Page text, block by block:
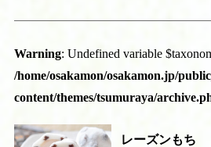
Warning: Undefined variable
/home/osakamon/osakamon.jp/
content/themes/tsumuraya/
レーズンもち